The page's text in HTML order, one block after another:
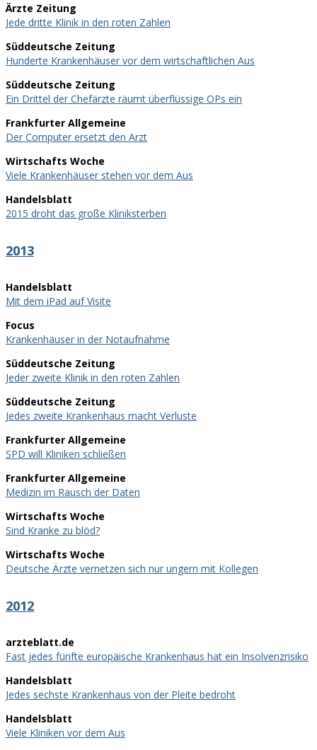
Ärzte Zeitung
Jede dritte Klinik in den roten Zahlen
Süddeutsche Zeitung
Hunderte Krankenhäuser vor dem wirtschaftlichen Aus
Süddeutsche Zeitung
Ein Drittel der Chefärzte räumt überflüssige OPs ein
Frankfurter Allgemeine
Der Computer ersetzt den Arzt
Wirtschafts Woche
Viele Krankenhäuser stehen vor dem Aus
Handelsblatt
2015 droht das große Kliniksterben
2013
Handelsblatt
Mit dem iPad auf Visite
Focus
Krankenhäuser in der Notaufnahme
Süddeutsche Zeitung
Jeder zweite Klinik in den roten Zahlen
Süddeutsche Zeitung
Jedes zweite Krankenhaus macht Verluste
Frankfurter Allgemeine
SPD will Kliniken schließen
Frankfurter Allgemeine
Medizin im Rausch der Daten
Wirtschafts Woche
Sind Kranke zu blöd?
Wirtschafts Woche
Deutsche Ärzte vernetzen sich nur ungern mit Kollegen
2012
arzteblatt.de
Fast jedes fünfte europäische Krankenhaus hat ein Insolvenzrisiko
Handelsblatt
Jedes sechste Krankenhaus von der Pleite bedroht
Handelsblatt
Viele Kliniken vor dem Aus